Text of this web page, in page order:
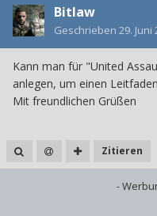
Bitlaw
Geschrieben 29. Juni
Kann man für "United
anlegen, um einen
Mit freundlichen Grüßen
Zitieren
-